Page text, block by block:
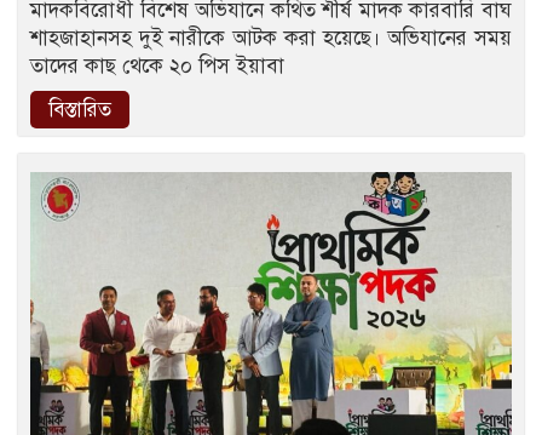
মাদকবিরোধী বিশেষ অভিযানে কথিত শীর্ষ মাদক কারবারি বাঘ
শাহজাহানসহ দুই নারীকে আটক করা হয়েছে। অভিযানের সময়
তাদের কাছ থেকে ২০ পিস ইয়াবা
বিস্তারিত